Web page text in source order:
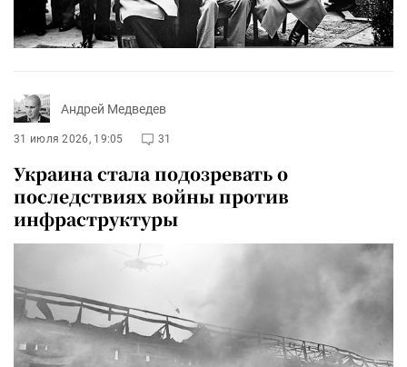
Андрей Медведев
31 июля 2026, 19:05 31
Украина стала подозревать о
последствиях войны против
инфраструктуры